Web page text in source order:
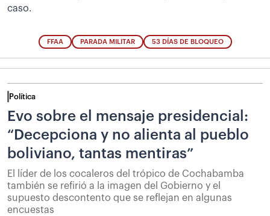
caso.
FFAA PARADA MILITAR 53 DÍAS DE BLOQUEO
Política
Evo sobre el mensaje presidencial:
“Decepciona y no alienta al pueblo
boliviano, tantas mentiras”
El líder de los cocaleros del trópico de Cochabamba
también se refirió a la imagen del Gobierno y el
supuesto descontento que se reflejan en algunas
encuestas